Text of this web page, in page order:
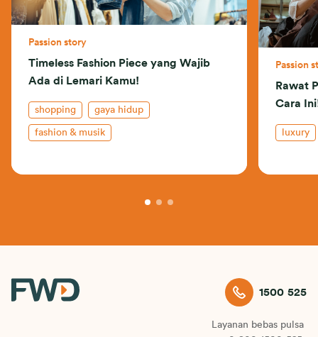
Passion story
Timeless Fashion Piece yang Wajib
Ada di Lemari Kamu!
shopping gaya hidup
fashion & musik
Passion
Rawat
Cara
luxury
1500 525
Layanan bebas pulsa